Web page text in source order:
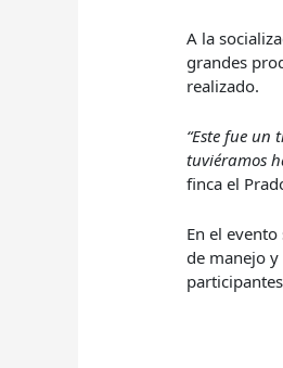
A la
grandes
realizado.
“Este fue
tuviéramos
finca el
En el
de manejo